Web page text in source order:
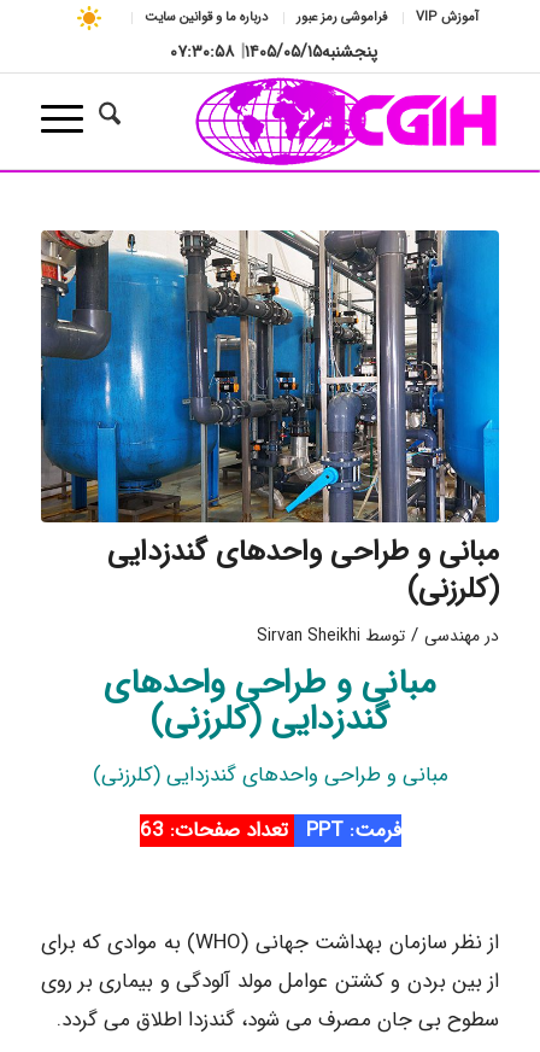
آموزش VIP فراموشی رمز عبور درباره ما و قوانین سایت
پنجشنبه۱۴۰۵/۰۵/۱۵| ۰۷:۳۰:۵۹
مبانی و طراحی واحدهای گندزدایی
(کلرزنی)
در مهندسی / توسط Sirvan Sheikhi
مبانی و طراحی واحدهای
گندزدایی (کلرزنی)
مبانی و طراحی واحدهای گندزدایی (کلرزنی)
فرمت: PPT تعداد صفحات: 63
از نظر سازمان بهداشت جهانی (WHO) به موادی که برای
از بین بردن و کشتن عوامل مولد آلودگی و بیماری بر روی
سطوح بی جان مصرف می شود، گندزدا اطلاق می گردد.